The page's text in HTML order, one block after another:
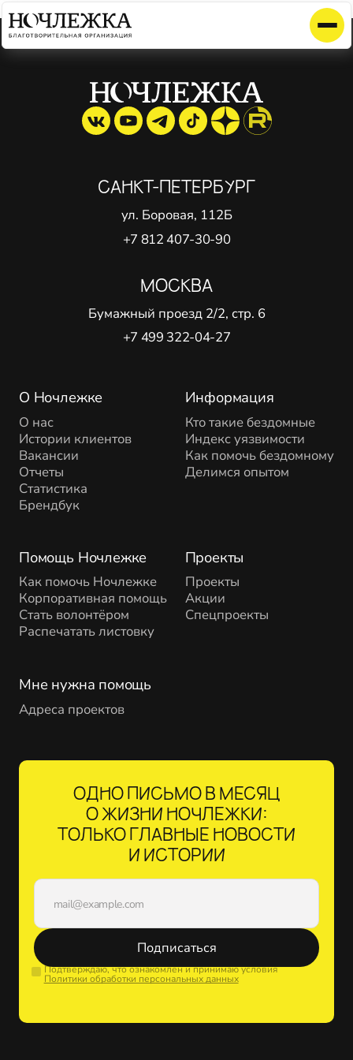
Элемент не найден!
О Ночлежке
О нас
Истории клиентов
Вакансии
Отчеты
Статистика
Брендбук
Помощь Ночлежке
Как помочь Ночлежке
Корпоративная помощь
Стать волонтёром
Распечатать листовку
Проекты
Проекты
Акции
Спецпроекты
Информация
Кто такие бездомные
Индекс уязвимости
Как помочь бездомному
Делимся опытом
Мне нужна помощь
Адреса проектов
САНКТ-ПЕТЕРБУРГ
ул. Боровая, 112Б
+7 812 407-30-90
МОСКВА
Бумажный проезд 2/2, стр. 6
+7 499 322-04-27
ОДНО ПИСЬМО В МЕСЯЦ
О ЖИЗНИ НОЧЛЕЖКИ:
ТОЛЬКО ГЛАВНЫЕ НОВОСТИ
И ИСТОРИИ
Подписаться
Подтверждаю, что ознакомлен и принимаю условия
Политики обработки персональных данных